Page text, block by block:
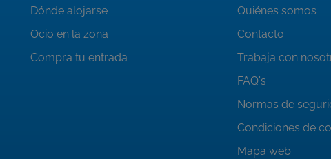
Dónde alojarse
Ocio en la zona
Compra tu entrada
Quiénes somos
Contacto
Trabaja con
FAQ's
Normas de
Condiciones de
Mapa web